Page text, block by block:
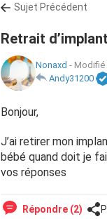
Sujet Précédent
Retrait
Nonaxd - Modifié
Andy31200
Bonjour,
J’ai retirer mon
bébé quand doit je
vos réponses
Répondre (2)